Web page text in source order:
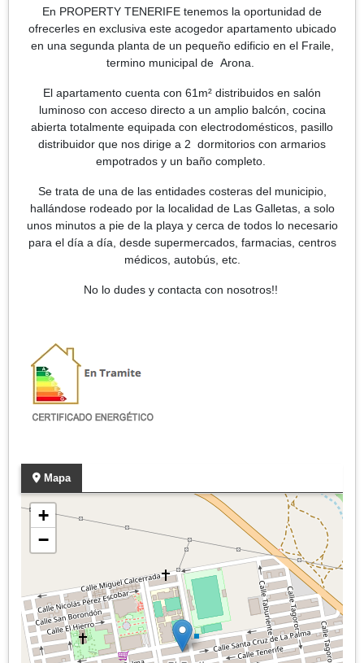
En PROPERTY TENERIFE tenemos la oportunidad de
ofrecerles en exclusiva este acogedor apartamento ubicado
en una segunda planta de un pequeño edificio en el Fraile,
termino municipal de Arona.
El apartamento cuenta con 61m² distribuidos en salón
luminoso con acceso directo a un amplio balcón, cocina
abierta totalmente equipada con electrodomésticos, pasillo
distribuidor que nos dirige a 2 dormitorios con armarios
empotrados y un baño completo.
Se trata de una de las entidades costeras del municipio,
hallándose rodeado por la localidad de Las Galletas, a solo
unos minutos a pie de la playa y cerca de todos lo necesario
para el día a día, desde supermercados, farmacias, centros
médicos, autobús, etc.
No lo dudes y contacta con nosotros!!
Mapa
+
−